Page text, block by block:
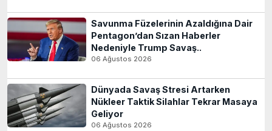
Savunma Füzelerinin Azaldığına Dair
Pentagon’dan Sızan Haberler
Nedeniyle Trump Savaş..
06 Ağustos 2026
Dünyada Savaş Stresi Artarken
Nükleer Taktik Silahlar Tekrar Masaya
Geliyor
06 Ağustos 2026